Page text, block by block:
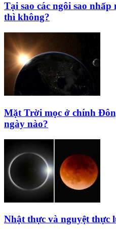
Tại sao các ngôi sao
thì không?
Mặt Trời mọc ở chính
ngày nào?
Nhật thực và nguyệt thực